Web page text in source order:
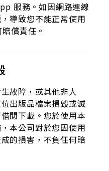
服務。如因網路連線
導致您不能正常使用
償責任。
故障，或其他非人
出版品檔案損毀或滅
閱下載。您於使用本
本公司對於您因使用
的損害，不負任何賠